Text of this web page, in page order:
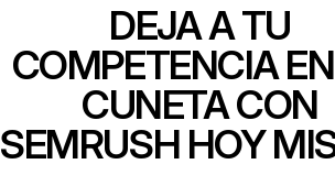
DEJA A TU
COMPETENCIA
CUNETA CON
SEMRUSH HOY